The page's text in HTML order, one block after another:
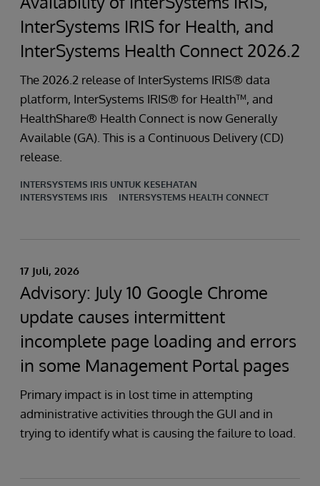
InterSystems IRIS for Health, and
InterSystems Health Connect 2026.2
The 2026.2 release of InterSystems IRIS® data
platform, InterSystems IRIS® for Health™, and
HealthShare® Health Connect is now Generally
Available (GA). This is a Continuous Delivery (CD)
release.
INTERSYSTEMS IRIS UNTUK KESEHATAN
INTERSYSTEMS IRIS
INTERSYSTEMS HEALTH CONNECT
17 Juli, 2026
Advisory: July 10 Google Chrome
update causes intermittent
incomplete page loading and errors
in some Management Portal pages
Primary impact is in lost time in attempting
administrative activities through the GUI and in
trying to identify what is causing the failure to load.